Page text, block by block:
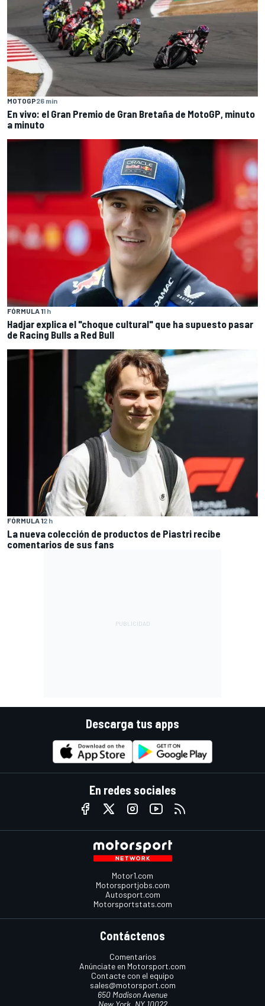
MOTOGP26 min
En vivo: el Gran Premio de Gran Bretaña de MotoGP, minuto
a minuto
FÓRMULA 11 h
Hadjar explica el "choque cultural" que ha supuesto pasar
de Racing Bulls a Red Bull
FÓRMULA 12 h
La nueva colección de productos de Piastri recibe
comentarios de sus fans
Descarga tus apps
En redes sociales
Motor1.com
Motorsportjobs.com
Autosport.com
Motorsportstats.com
Contáctenos
Comentarios
Anúnciate en Motorsport.com
Contacte con el equipo
sales@motorsport.com
650 Madison Avenue